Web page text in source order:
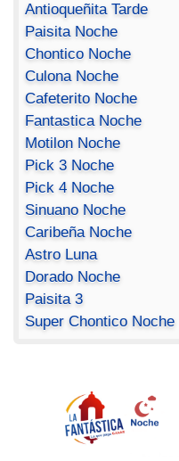
Antioqueñita Tarde
Paisita Noche
Chontico Noche
Culona Noche
Cafeterito Noche
Fantastica Noche
Motilon Noche
Pick 3 Noche
Pick 4 Noche
Sinuano Noche
Caribeña Noche
Astro Luna
Dorado Noche
Paisita 3
Super Chontico Noche